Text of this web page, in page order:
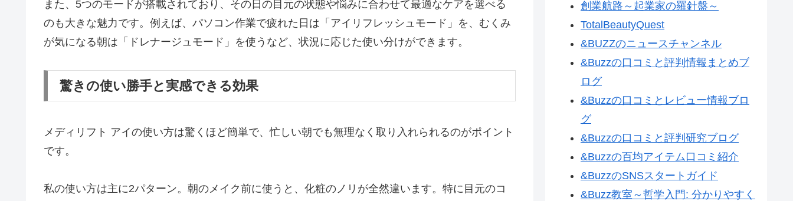
また、5つのモードが搭載されており、その日の目元の状態や悩みに合わせて最適なケアを選べる
のも大きな魅力です。例えば、パソコン作業で疲れた日は「アイリフレッシュモード」を、むくみ
が気になる朝は「ドレナージュモード」を使うなど、状況に応じた使い分けができます。
驚きの使い勝手と実感できる効果
メディリフト アイの使い方は驚くほど簡単で、忙しい朝でも無理なく取り入れられるのがポイント
です。
私の使い方は主に2パターン。朝のメイク前に使うと、化粧のノリが全然違います。特に目元のコ
創業航路～起業家の羅針盤～
TotalBeautyQuest
&BUZZのニュースチャンネル
&Buzzの口コミと評判情報まとめブ
ログ
&Buzzの口コミとレビュー情報ブロ
グ
&Buzzの口コミと評判研究ブログ
&Buzzの百均アイテム口コミ紹介
&BuzzのSNSスタートガイド
&Buzz教室～哲学入門: 分かりやすく